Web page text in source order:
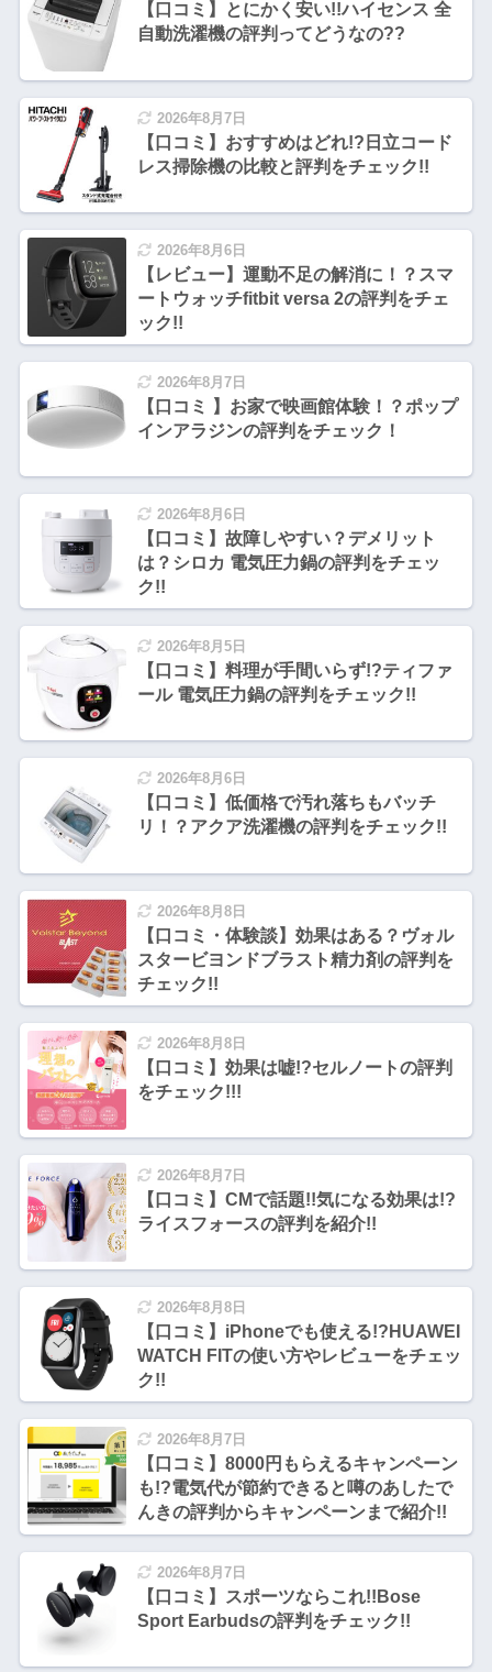
【口コミ】とにかく安い!!ハイセンス 全
自動洗濯機の評判ってどうなの??
2026年8月7日
【口コミ】おすすめはどれ!?日立コード
レス掃除機の比較と評判をチェック!!
2026年8月6日
【レビュー】運動不足の解消に！？スマ
ートウォッチfitbit versa 2の評判をチェ
ック!!
2026年8月7日
【口コミ 】お家で映画館体験！？ポップ
インアラジンの評判をチェック！
2026年8月6日
【口コミ】故障しやすい？デメリット
は？シロカ 電気圧力鍋の評判をチェッ
ク!!
2026年8月5日
【口コミ】料理が手間いらず!?ティファ
ール 電気圧力鍋の評判をチェック!!
2026年8月6日
【口コミ】低価格で汚れ落ちもバッチ
リ！？アクア洗濯機の評判をチェック!!
2026年8月8日
【口コミ・体験談】効果はある？ヴォル
スタービヨンドブラスト精力剤の評判を
チェック!!
2026年8月8日
【口コミ】効果は嘘!?セルノートの評判
をチェック!!!
2026年8月7日
【口コミ】CMで話題!!気になる効果は!?
ライスフォースの評判を紹介!!
2026年8月8日
【口コミ】iPhoneでも使える!?HUAWEI
WATCH FITの使い方やレビューをチェッ
ク!!
2026年8月7日
【口コミ】8000円もらえるキャンペーン
も!?電気代が節約できると噂のあしたで
んきの評判からキャンペーンまで紹介!!
2026年8月7日
【口コミ】スポーツならこれ!!Bose
Sport Earbudsの評判をチェック!!